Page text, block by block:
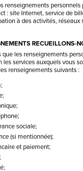
renseignements personnels
: site Internet, service de
à des activités, réseaux
RECUEILLONS-
que les renseignements
les services auxquels vous
renseignements suivants :
sociale;
(si mentionnée);
et paiement;